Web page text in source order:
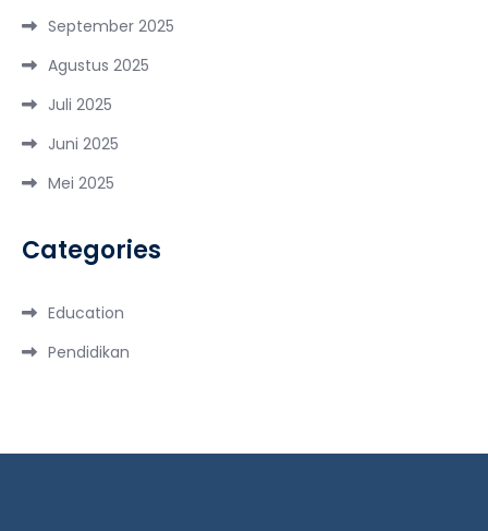
September 2025
Agustus 2025
Juli 2025
Juni 2025
Mei 2025
Categories
Education
Pendidikan